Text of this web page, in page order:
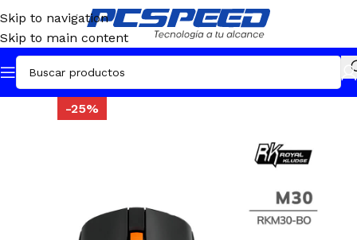
Skip to navigation
Skip to main content
-25%